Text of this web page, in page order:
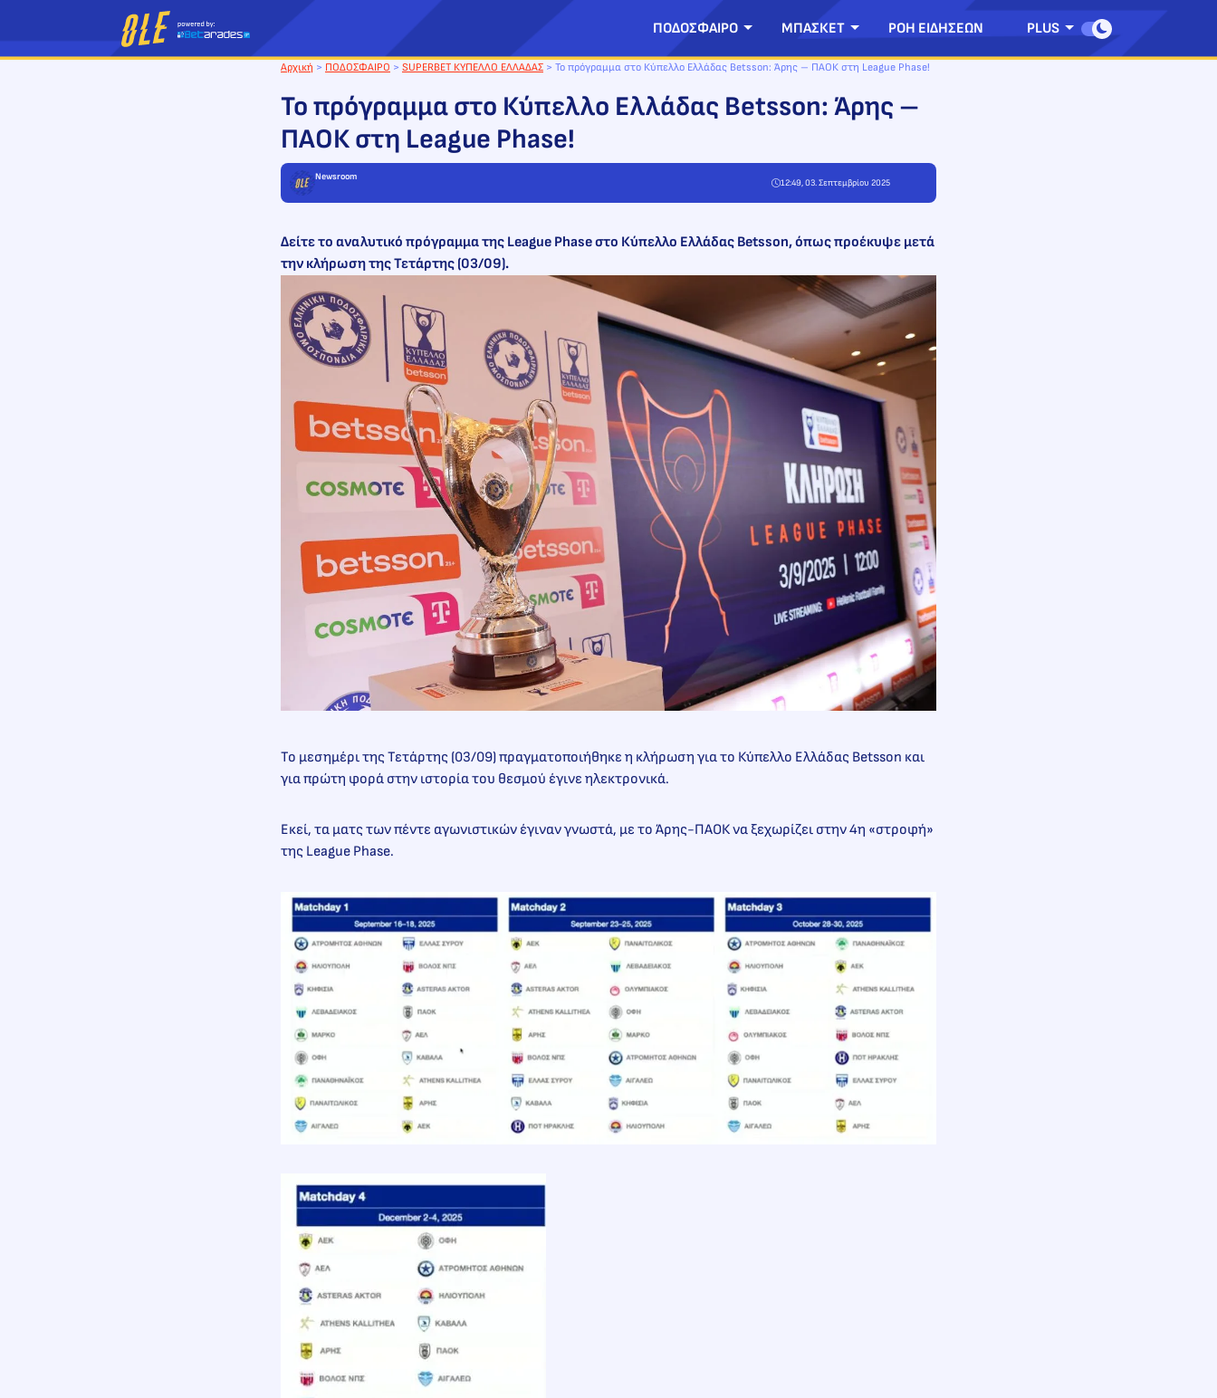
περιεχόμενο
ΠΟΔΟΣΦΑΙΡΟ ΜΠΑΣΚΕΤ ΡΟΗ ΕΙΔΗΣΕΩΝ PLUS
Αρχική > ΠΟΔΟΣΦΑΙΡΟ > SUPERBET ΚΥΠΕΛΛΟ ΕΛΛΑΔΑΣ > Το πρόγραμμα στο Κύπελλο Ελλάδας Betsson: Άρης – ΠΑΟΚ στη League Phase!
Το πρόγραμμα στο Κύπελλο Ελλάδας Betsson: Άρης –
ΠΑΟΚ στη League Phase!
Newsroom
12:49, 03. Σεπτεμβρίου 2025
Δείτε το αναλυτικό πρόγραμμα της League Phase στο Κύπελλο Ελλάδας Betsson, όπως προέκυψε μετά
την κλήρωση της Τετάρτης (03/09).
Το μεσημέρι της Τετάρτης (03/09) πραγματοποιήθηκε η κλήρωση για το Κύπελλο Ελλάδας Betsson και
για πρώτη φορά στην ιστορία του θεσμού έγινε ηλεκτρονικά.
Εκεί, τα ματς των πέντε αγωνιστικών έγιναν γνωστά, με το Άρης-ΠΑΟΚ να ξεχωρίζει στην 4η «στροφή»
της League Phase.